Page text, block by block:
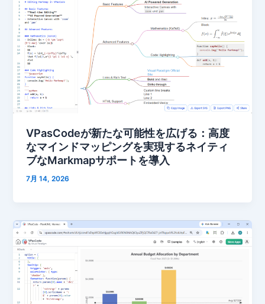
VPasCodeが新たな可能性を広げる：高度
なマインドマッピングを実現するネイティ
ブなMarkmapサポートを導入
7月 14, 2026